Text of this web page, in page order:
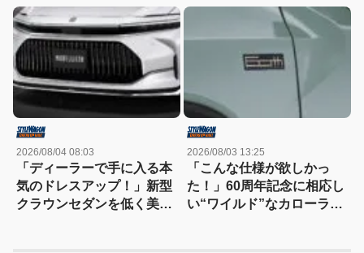
モデリスタのディーラーで
買える流麗スタイル
な”薄型フラップエアロ
2026/08/04 08:03
「ディーラーで手に入る本
気のドレスアップ！」新型
クラウンセダンを低く美し
2026/08/03 13:25
「こんな仕様が欲しかっ
た！」60周年記念に相応し
い“ワイルド”なカローラク